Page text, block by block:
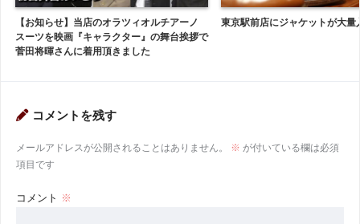
【お知らせ】当店のオラツィオルチアーノ
スーツを映画『キャラクター』の舞台挨拶で
菅田将暉さんに着用頂きました
東京駅前店にジャケットが大量
コメントを残す
メールアドレスが公開されることはありません。 ※ が付いている欄は必須
項目です
コメント ※